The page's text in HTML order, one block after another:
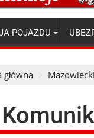
POJAZDU
główna